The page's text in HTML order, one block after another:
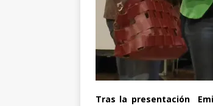
Tras la presentación